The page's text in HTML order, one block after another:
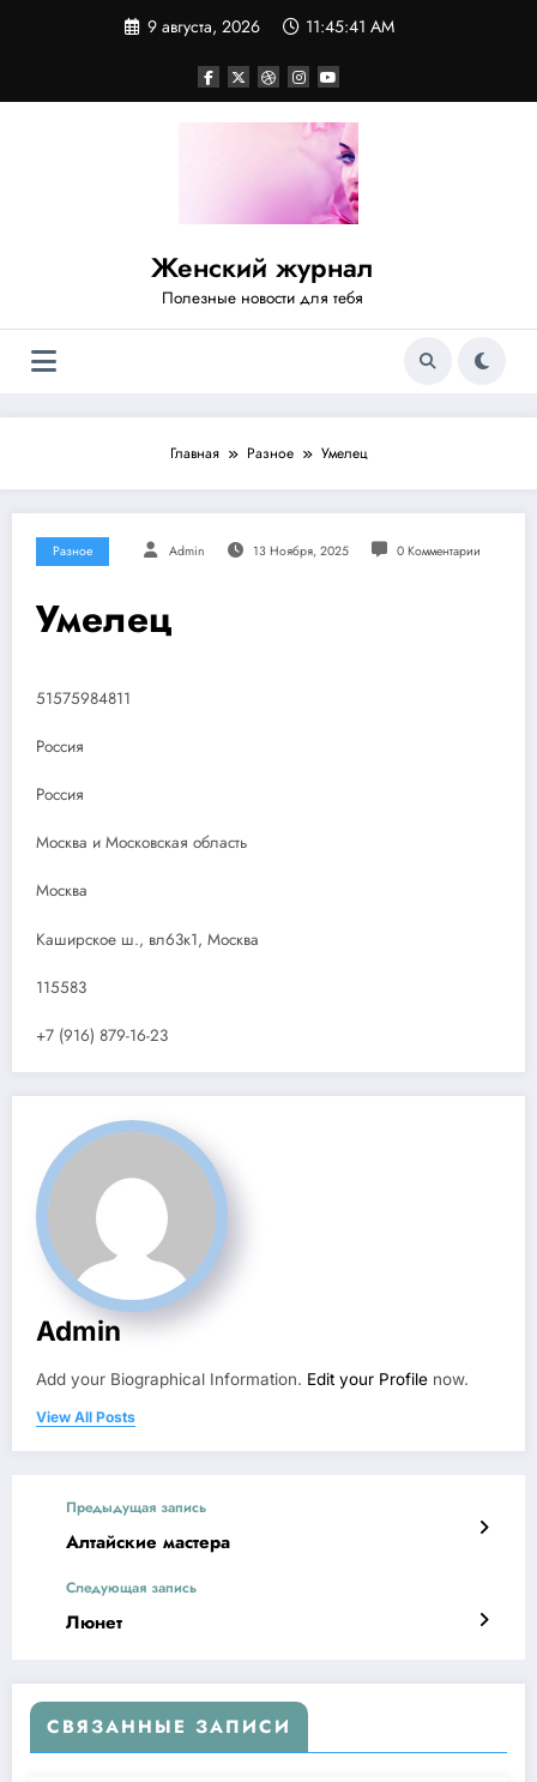
9 августа, 2026 11:45:41 AM
Женский журнал
Полезные новости для тебя
Главная Разное Умелец
Разное Admin 13 Ноября, 2025 0 Комментарии
Умелец
51575984811
Россия
Россия
Москва и Московская область
Москва
Каширское ш., вл63к1, Москва
115583
+7 (916) 879-16-23
Admin
Add your Biographical Information. Edit your Profile now.
View All Posts
Предыдущая запись
Алтайские мастера
Следующая запись
Люнет
СВЯЗАННЫЕ ЗАПИСИ